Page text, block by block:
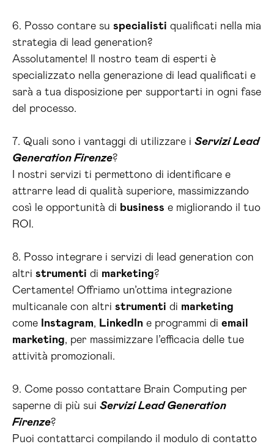
6. Posso contare su specialisti qualificati nella mia
strategia di lead generation?
Assolutamente! Il nostro team di esperti è
specializzato nella generazione di lead qualificati e
sarà a tua disposizione per supportarti in ogni fase
del processo.
7. Quali sono i vantaggi di utilizzare i Servizi Lead
Generation Firenze?
I nostri servizi ti permettono di identificare e
attrarre lead di qualità superiore, massimizzando
così le opportunità di business e migliorando il tuo
ROI.
8. Posso integrare i servizi di lead generation con
altri strumenti di marketing?
Certamente! Offriamo un’ottima integrazione
multicanale con altri strumenti di marketing
come
Instagram, LinkedIn e programmi di email
marketing, per massimizzare l’efficacia delle tue
attività promozionali.
9. Come posso contattare Brain Computing per
saperne di più sui Servizi Lead Generation
Firenze?
Puoi contattarci compilando il modulo di contatto